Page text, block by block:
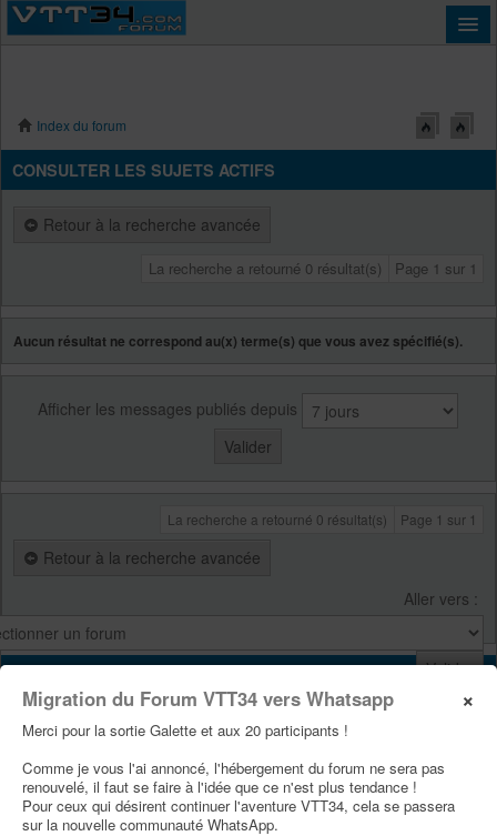
×
Migration du Forum VTT34 vers Whatsapp
Merci pour la sortie Galette et aux 20 participants !
Comme je vous l'ai annoncé, l'hébergement du forum ne sera pas
renouvelé, il faut se faire à l'idée que ce n'est plus tendance !
Pour ceux qui désirent continuer l'aventure VTT34, cela se passera
sur la nouvelle communauté WhatsApp.
Index du forum
CONSULTER LES SUJETS ACTIFS
Retour à la recherche avancée
La recherche a retourné 0 résultat(s) Page 1 sur 1
Aucun résultat ne correspond au(x) terme(s) que vous avez spécifié(s).
Afficher les messages publiés depuis
La recherche a retourné 0 résultat(s) Page 1 sur 1
Retour à la recherche avancée
Aller vers :
Site Vtt34
Page Facebook Vtt34
Page Youtube Vtt34